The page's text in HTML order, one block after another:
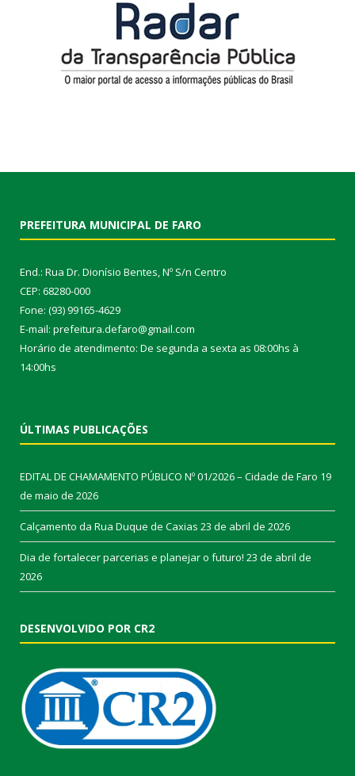
PREFEITURA MUNICIPAL DE FARO
End.: Rua Dr. Dionísio Bentes, Nº S/n Centro
CEP: 68280-000
Fone: (93) 99165-4629
E-mail: prefeitura.defaro@gmail.com
Horário de atendimento: De segunda a sexta as 08:00hs à
14:00hs
ÚLTIMAS PUBLICAÇÕES
EDITAL DE CHAMAMENTO PÚBLICO Nº 01/2026 – Cidade de Faro 19
de maio de 2026
Calçamento da Rua Duque de Caxias 23 de abril de 2026
Dia de fortalecer parcerias e planejar o futuro! 23 de abril de
2026
DESENVOLVIDO POR CR2